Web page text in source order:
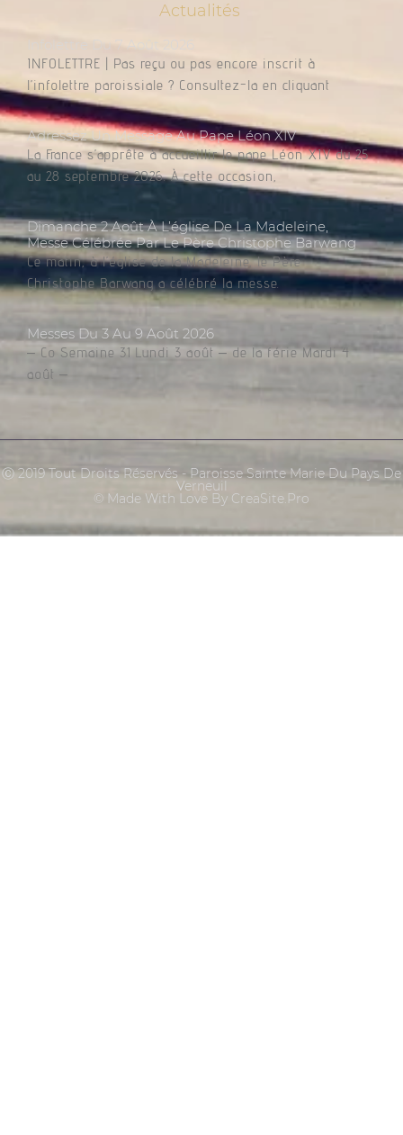
Actualités
Infolettre Du 7 Août 2026
INFOLETTRE | Pas reçu ou pas encore inscrit à
l’infolettre paroissiale ? Consultez-la en cliquant
Adressez Un Message Au Pape Léon XIV
La France s’apprête à accueillir le pape Léon XIV du 25
au 28 septembre 2026. À cette occasion,
Dimanche 2 Août À L’église De La Madeleine,
Messe Célébrée Par Le Père Christophe Barwang
Ce matin, à l’église de la Madeleine, le Père
Christophe Barwang a célébré la messe.
Messes Du 3 Au 9 Août 2026
– Co Semaine 31 Lundi 3 août – de la férie Mardi 4
août –
Ⓒ 2019 Tout Droits Réservés - Paroisse Sainte Marie Du Pays De
Verneuil
© Made With Love By CreaSite.Pro